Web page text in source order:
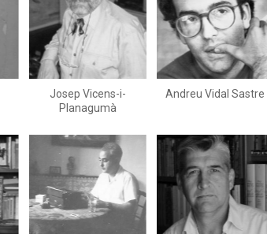
Josep Vicens-i-
Planagumà
Andreu Vidal Sastre